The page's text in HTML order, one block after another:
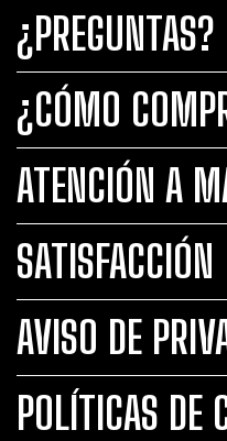
¿PREGUNTAS?
¿CÓMO
ATENCIÓN A
SATISFACCIÓN
AVISO DE
POLÍTICAS DE